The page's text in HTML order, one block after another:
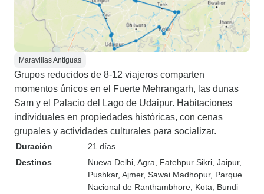
Maravillas Antiguas
Grupos reducidos de 8-12 viajeros comparten
momentos únicos en el Fuerte Mehrangarh, las dunas
Sam y el Palacio del Lago de Udaipur. Habitaciones
individuales en propiedades históricas, con cenas
grupales y actividades culturales para socializar.
Duración
21 días
Destinos
Nueva Delhi , Agra , Fatehpur Sikri , Jaipur,
Pushkar, Ajmer, Sawai Madhopur, Parque
Nacional de Ranthambhore , Kota , Bundi